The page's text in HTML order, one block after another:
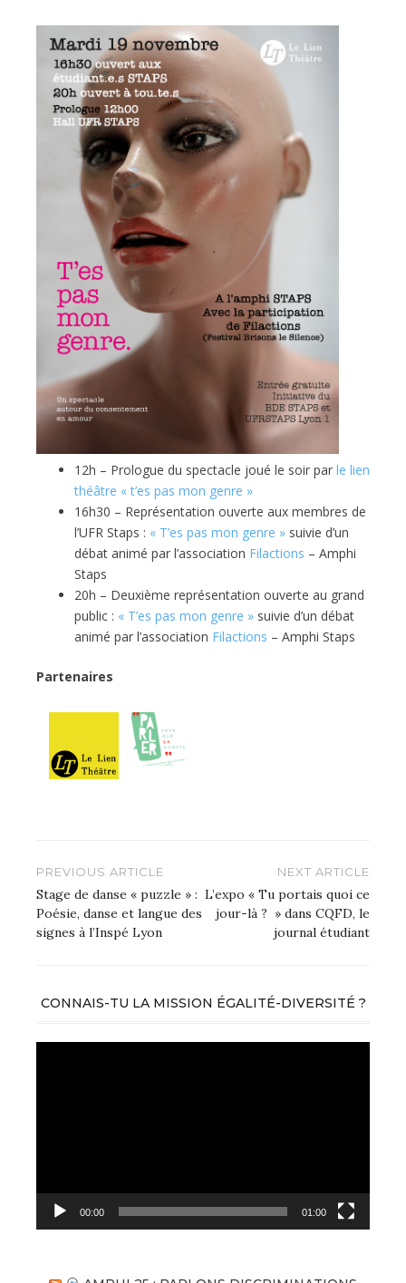
12h – Prologue du spectacle joué le soir par le lien
théâtre « t’es pas mon genre »
16h30 – Représentation ouverte aux membres de
l’UFR Staps : « T’es pas mon genre » suivie d’un
débat animé par l’association Filactions – Amphi
Staps
20h – Deuxième représentation ouverte au grand
public : « T’es pas mon genre » suivie d’un débat
animé par l’association Filactions – Amphi Staps
Partenaires
Navigation
de
l’article
PREVIOUS ARTICLE
Stage de danse « puzzle » :
Poésie, danse et langue des
signes à l’Inspé Lyon
NEXT ARTICLE
L’expo « Tu portais quoi ce
jour-là ? » dans CQFD, le
journal étudiant
CONNAIS-TU LA MISSION ÉGALITÉ-DIVERSITÉ ?
00:00 01:00